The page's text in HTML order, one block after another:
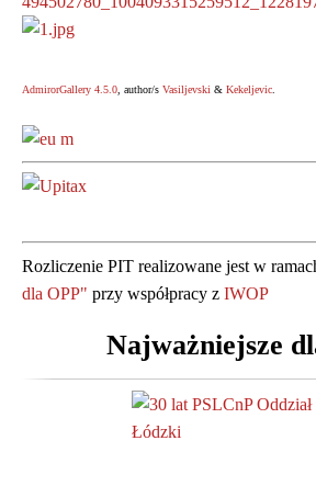
Pomoc dla osób starszych
Rozszerzamy nasze działania o
Zadzwoń i zapytaj o szczegóły:
42 277 17 73
AdmirorGallery 4.5.0 , author/s Vasiljevski & Kekeljevic
Rozliczenie PIT realizowane jest w
dla OPP" przy współpracy z IWOP
Najważniejsze